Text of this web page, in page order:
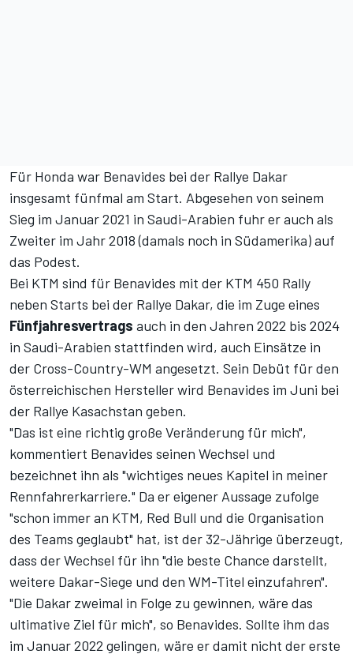
Für Honda war Benavides bei der Rallye Dakar
insgesamt fünfmal am Start. Abgesehen von seinem
Sieg im Januar 2021 in Saudi-Arabien fuhr er auch als
Zweiter im Jahr 2018 (damals noch in Südamerika) auf
das Podest.
Bei KTM sind für Benavides mit der KTM 450 Rally
neben Starts bei der Rallye Dakar, die im Zuge eines
Fünfjahresvertrags auch in den Jahren 2022 bis 2024
in Saudi-Arabien stattfinden wird, auch Einsätze in
der Cross-Country-WM angesetzt. Sein Debüt für den
österreichischen Hersteller wird Benavides im Juni bei
der Rallye Kasachstan geben.
"Das ist eine richtig große Veränderung für mich",
kommentiert Benavides seinen Wechsel und
bezeichnet ihn als "wichtiges neues Kapitel in meiner
Rennfahrerkarriere." Da er eigener Aussage zufolge
"schon immer an KTM, Red Bull und die Organisation
des Teams geglaubt" hat, ist der 32-Jährige überzeugt,
dass der Wechsel für ihn "die beste Chance darstellt,
weitere Dakar-Siege und den WM-Titel einzufahren".
"Die Dakar zweimal in Folge zu gewinnen, wäre das
ultimative Ziel für mich", so Benavides. Sollte ihm das
im Januar 2022 gelingen, wäre er damit nicht der erste